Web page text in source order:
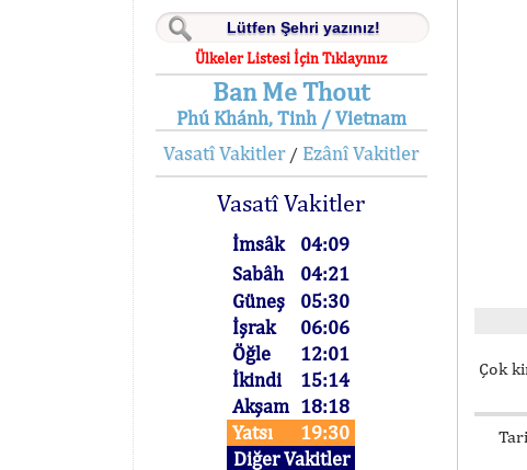
Ülkeler Listesi İçin Tıklayınız
Ban Me Thout
Phú Khánh, Tinh / Vietnam
Vasatî Vakitler/ Ezânî Vakitler
Vasatî Vakitler
İmsâk
04:09
Sabâh
04:21
Güneş
05:30
İşrak
06:06
Öğle
12:01
İkindi
15:14
Akşam 18:18
Yatsı
19:30
Diğer Vakitler
Çok